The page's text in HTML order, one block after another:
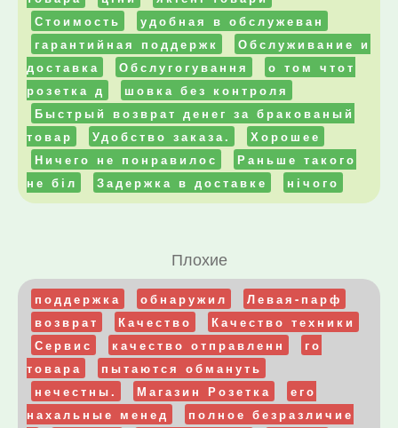
Стоимость
удобная в обслужеван
гарантийная поддержк
Обслуживание и
доставка
Обслугогування
о том чтот
розетка д
шовка без контроля
Быстрый возврат денег за бракованый
товар
Удобство заказа.
Хорошее
Ничего не понравилос
Раньше такого
не біл
Задержка в доставке нічого
Плохие
поддержка обнаружил
Левая-парф
возврат
Качество
Качество техники
Сервис
качество отправленн
го
товара
пытаются обмануть
нечестны.
Магазин Розетка
его
нахальные менед
полное безразличие